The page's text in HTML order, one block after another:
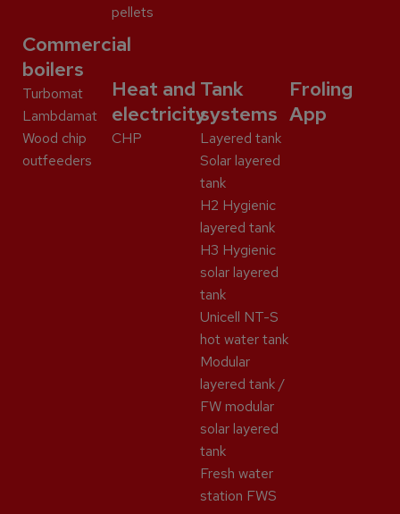
pellets
Commercial
boilers
Turbomat
Lambdamat
Wood chip
outfeeders
Heat and
electricity
CHP
Tank
systems
Layered tank
Solar layered
tank
H2 Hygienic
layered tank
H3 Hygienic
solar layered
tank
Unicell NT-S
hot water tank
Modular
layered tank /
FW modular
solar layered
tank
Fresh water
station FWS
Froling
App